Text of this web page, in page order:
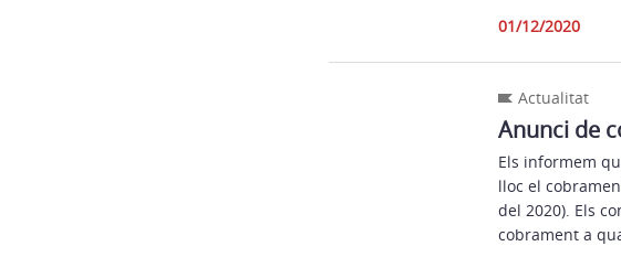
01/12/2020
Actualitat
Anunci de
Els informem
lloc el
del 2020). Els
cobrament a